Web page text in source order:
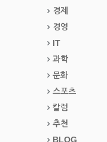
경제
경영
IT
과학
문화
스포츠
칼럼
추천
BLOG